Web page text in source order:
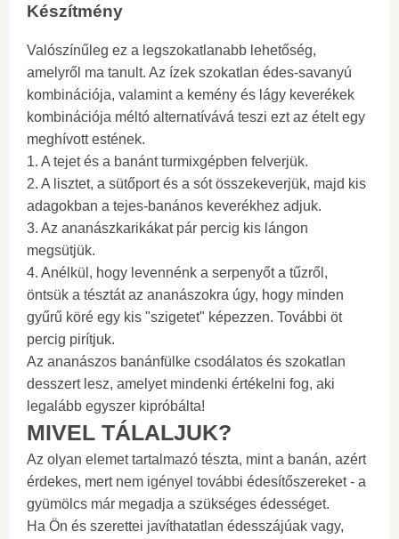
Készítmény
Valószínűleg ez a legszokatlanabb lehetőség,
amelyről ma tanult. Az ízek szokatlan édes-savanyú
kombinációja, valamint a kemény és lágy keverékek
kombinációja méltó alternatívává teszi ezt az ételt egy
meghívott estének.
1. A tejet és a banánt turmixgépben felverjük.
2. A lisztet, a sütőport és a sót összekeverjük, majd kis
adagokban a tejes-banános keverékhez adjuk.
3. Az ananászkarikákat pár percig kis lángon
megsütjük.
4. Anélkül, hogy levennénk a serpenyőt a tűzről,
öntsük a tésztát az ananászokra úgy, hogy minden
gyűrű köré egy kis "szigetet" képezzen. További öt
percig pirítjuk.
Az ananászos banánfülke csodálatos és szokatlan
desszert lesz, amelyet mindenki értékelni fog, aki
legalább egyszer kipróbálta!
MIVEL TÁLALJUK?
Az olyan elemet tartalmazó tészta, mint a banán, azért
érdekes, mert nem igényel további édesítőszereket - a
gyümölcs már megadja a szükséges édességet.
Ha Ön és szerettei javíthatatlan édesszájúak vagy,